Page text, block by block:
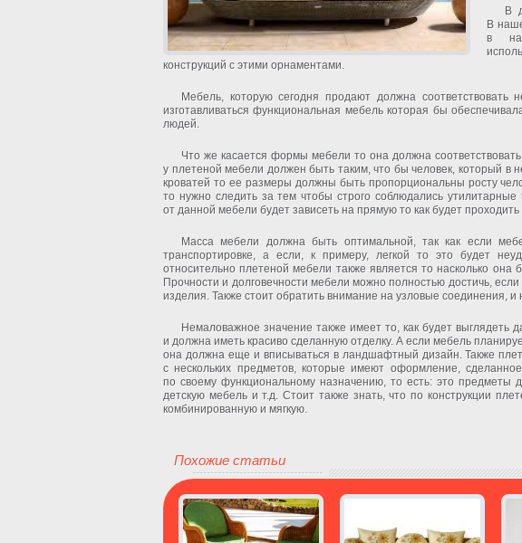
В
В
в
конструкций с этими орнаментами.
Мебель, которую сегодня продают должна
изготавливаться функциональная мебель которая бы
людей.
Что же касается формы мебели то она должна
у плетеной мебели должен быть таким, что бы человек, который в
кроватей то ее размеры должны быть пропорциональны росту
то нужно следить за тем чтобы строго соблюдались
от данной мебели будет зависеть на прямую то как будет
Масса мебели должна быть оптимальной, так как если
транспортировке, а если, к примеру, легкой то это будет
относительно плетеной мебели также является то насколько она
Прочности и долговечности мебели можно полностью достичь,
изделия. Также стоит обратить внимание на узловые соединения,
Немаловажное значение также имеет то, как будет
и должна иметь красиво сделанную отделку. А если мебель
она должна еще и вписываться в ландшафтный дизайн. Также
с нескольких предметов, которые имеют оформление,
по своему функциональному назначению, то есть: это
детскую мебель и т.д. Стоит также знать, что по конструкции
комбинированную и мягкую.
Похожие статьи